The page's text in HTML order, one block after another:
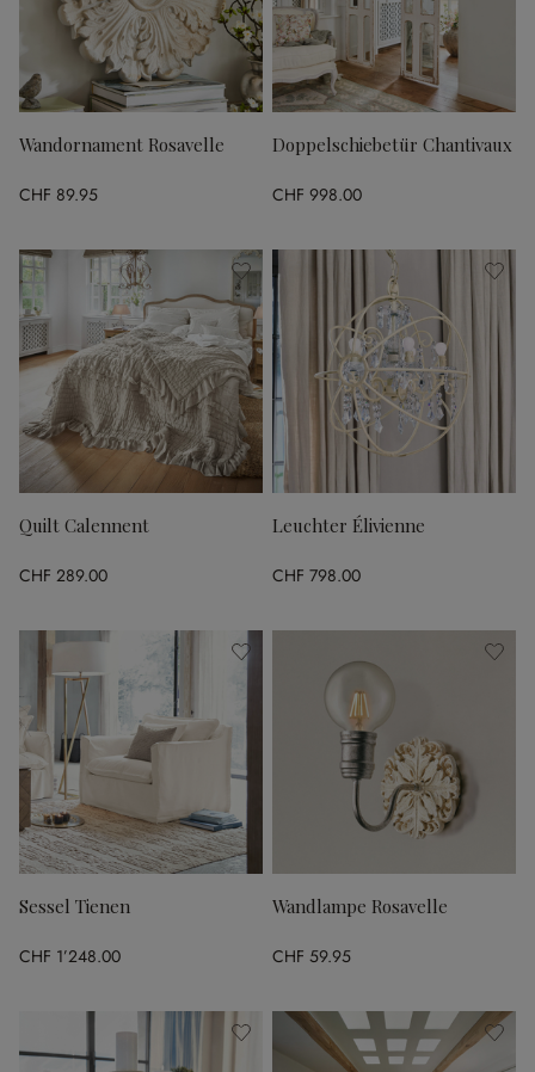
Wandornament Rosavelle
CHF 89.95
Doppelschiebetür Chantivaux
CHF 998.00
Quilt Calennent
CHF 289.00
Leuchter Élivienne
CHF 798.00
Sessel Tienen
CHF 1’248.00
Wandlampe Rosavelle
CHF 59.95